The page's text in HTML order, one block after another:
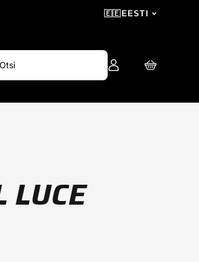
🇪🇪 EESTI
Otsi
Logi
sisse
Ostukorv
LUCE